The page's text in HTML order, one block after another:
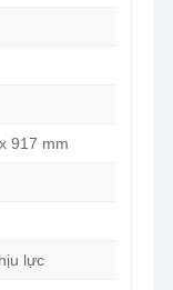
917 mm
lực